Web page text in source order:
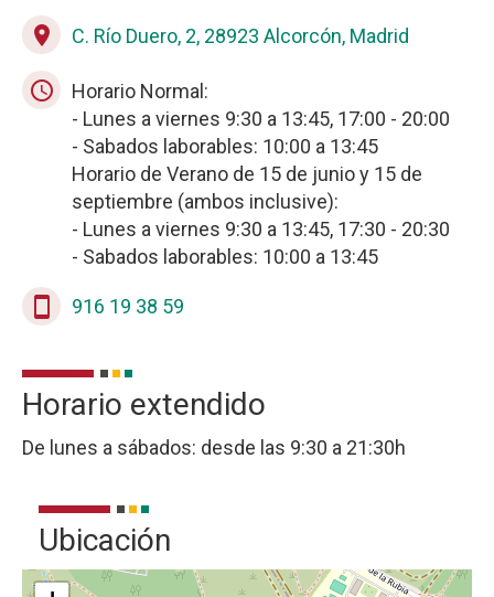
place C. Río Duero, 2, 28923 Alcorcón, Madrid
schedule
Horario Normal:
- Lunes a viernes 9:30 a 13:45, 17:00 - 20:00
- Sabados laborables: 10:00 a 13:45
Horario de Verano de 15 de junio y 15 de
septiembre (ambos inclusive):
- Lunes a viernes 9:30 a 13:45, 17:30 - 20:30
- Sabados laborables: 10:00 a 13:45
stay_current_portrait 916 19 38 59
Horario extendido
De lunes a sábados: desde las 9:30 a 21:30h
Ubicación